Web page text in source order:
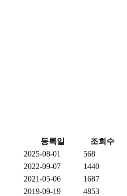
등록일
조회수
2025-08-01
568
2022-09-07
1440
2021-05-06
1687
2019-09-19
4853